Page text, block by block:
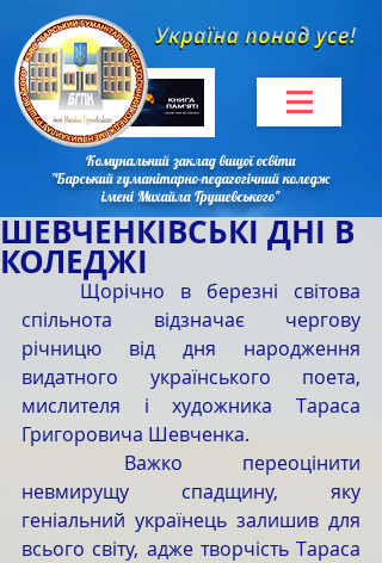
Комунальний заклад вищої освіти
"Барський гуманітарно-педагогічний коледж
імені Михайла Грушевського"
ШЕВЧЕНКІВСЬКІ ДНІ В
КОЛЕДЖІ
спільнота відзначає чергову
річницю від дня народження
видатного українського поета,
мислителя і художника Тараса
Григоровича Шевченка.
невмирущу спадщину, яку
геніальний українець залишив для
всього світу, адже творчість Тараса